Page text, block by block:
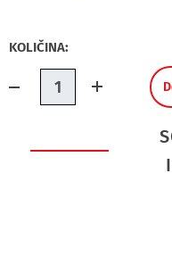
KOLIČINA:
Količina.